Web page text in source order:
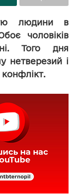
людини в
чоловіків
Того дня
нетверезий і